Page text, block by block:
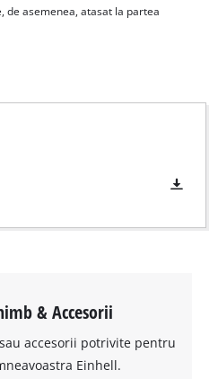
de asemenea, atasat la partea
& Accesorii
accesorii potrivite pentru
Einhell.